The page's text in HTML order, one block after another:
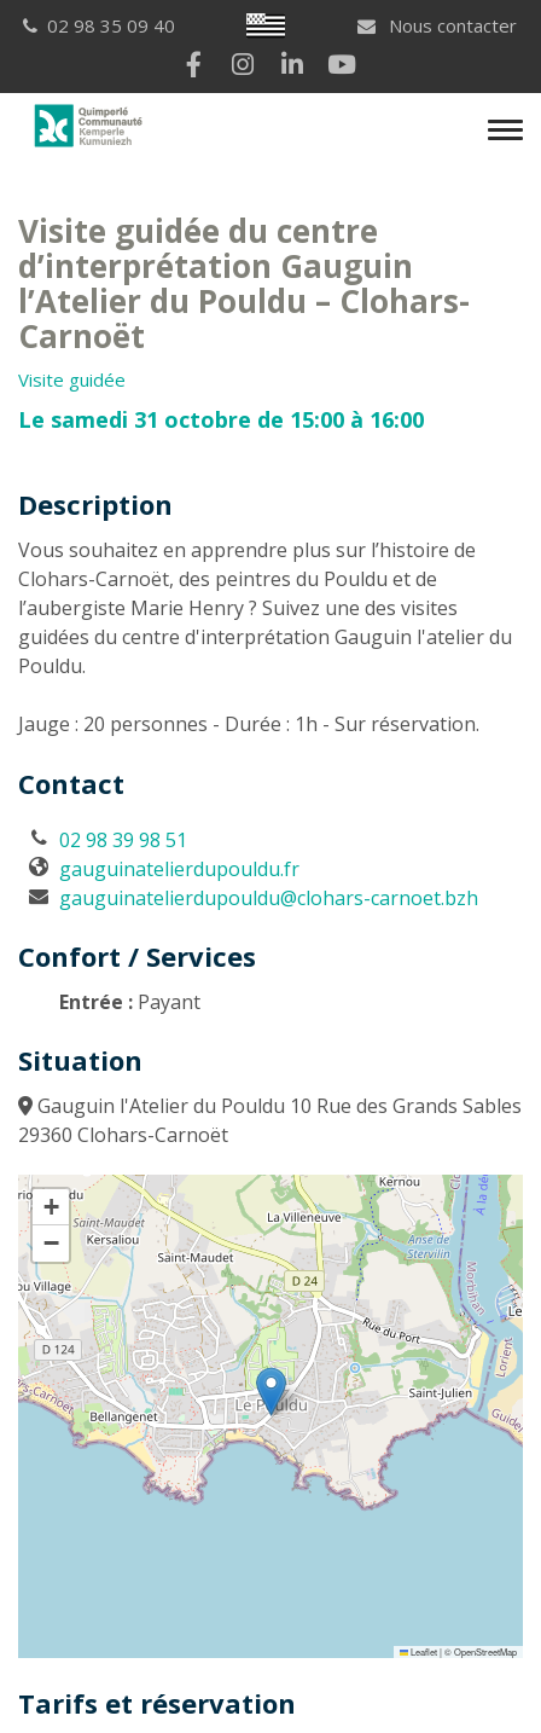
Breton
02 98 35 09 40
Nous contacter
Lien vers le compte Facebook
Lien vers le compte Instagram
Lien vers le compte
Visite guidée du centre
d’interprétation Gauguin
l’Atelier du Pouldu – Clohars-
Carnoët
Visite guidée
Le samedi 31 octobre de 15:00 à 16:00
Description
Description
Vous souhaitez en apprendre plus sur l’histoire de
Clohars-Carnoët, des peintres du Pouldu et de
l’aubergiste Marie Henry ? Suivez une des visites
guidées du centre d'interprétation Gauguin l'atelier du
Pouldu.
Jauge : 20 personnes - Durée : 1h - Sur réservation.
Contact
02 98 39 98 51
gauguinatelierdupouldu.fr
gauguinatelierdupouldu@clohars-carnoet.bzh
Confort / Services
Entrée : Payant
Situation
Gauguin l'Atelier du Pouldu 10 Rue des Grands Sables
29360 Clohars-Carnoët
+
−
Leaflet|©OpenStreetMap
Tarifs et réservation